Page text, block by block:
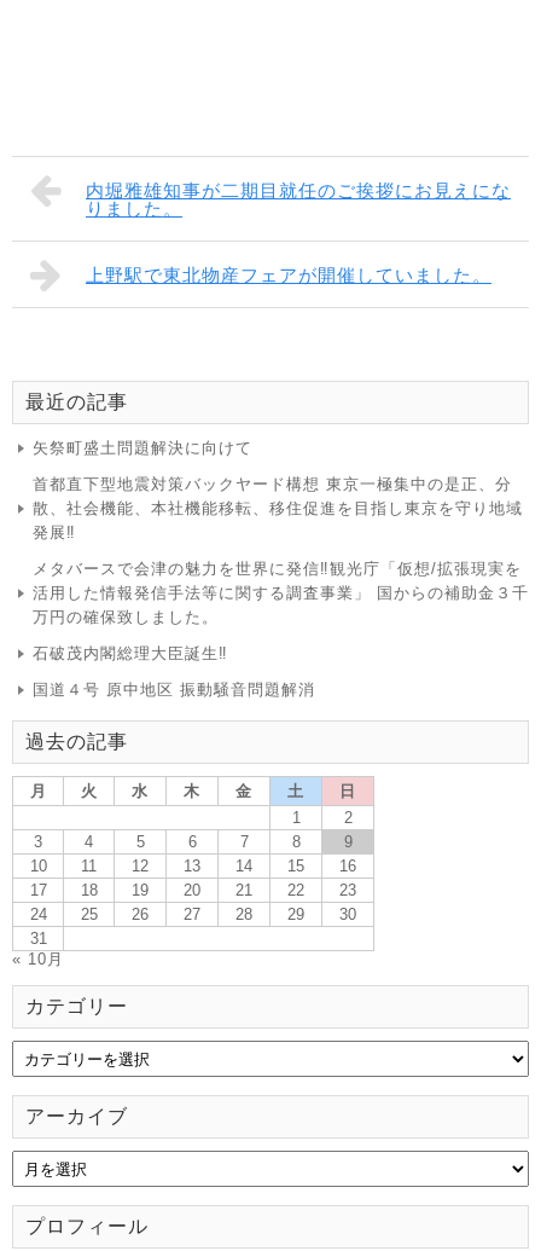
内堀雅雄知事が二期目就任のご挨拶にお見えにな
りました。
上野駅で東北物産フェアが開催していました。
最近の記事
矢祭町盛土問題解決に向けて
首都直下型地震対策バックヤード構想 東京一極集中の是正、分
散、社会機能、本社機能移転、移住促進を目指し東京を守り地域
発展‼
メタバースで会津の魅力を世界に発信‼観光庁「仮想/拡張現実を
活用した情報発信手法等に関する調査事業」 国からの補助金３千
万円の確保致しました。
石破茂内閣総理大臣誕生‼
国道４号 原中地区 振動騒音問題解消
過去の記事
月 火 水 木 金 土
日
1
2
3
4 5 6 7 8
9
10
11 12 13 14 15
16
17
18 19 20 21 22
23
24
25 26 27 28 29
30
31
« 10月
カテゴリー
アーカイブ
プロフィール